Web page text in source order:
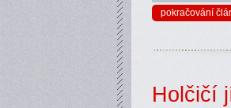
pokračování
Holčičí